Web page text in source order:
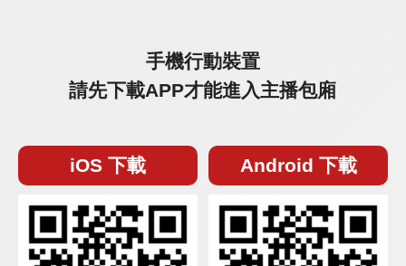
手機行動裝置
請先下載APP才能進入主播包廂
iOS 下載 Android 下載